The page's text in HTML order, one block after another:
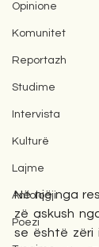
Opinione
Komunitet
Reportazh
Studime
Intervista
Kulturë
Lajme
Antologji
Poezi
Në një nga
zë askush
se është zëri